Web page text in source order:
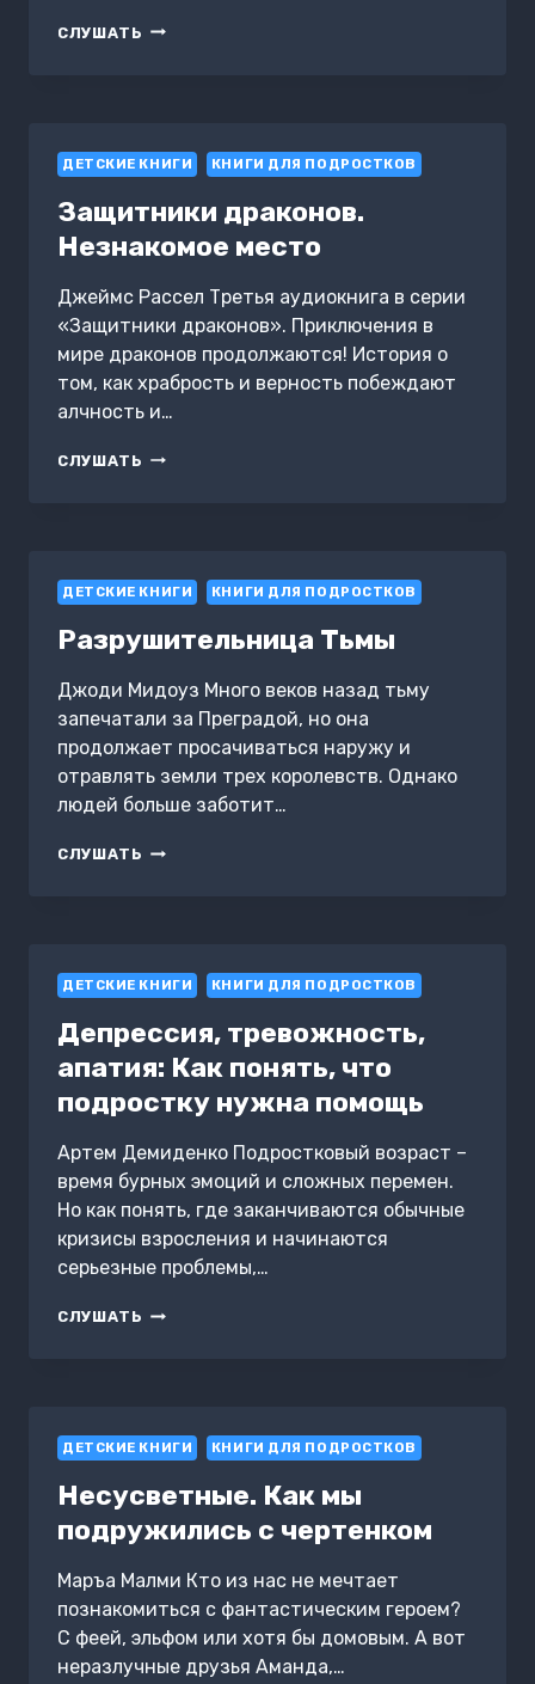
СЛУШАТЬ В
ДЕТСКИЕ КНИГИ КНИГИ ДЛЯ ПОДРОСТКОВ
Защитники драконов.
Незнакомое место
Джеймс Рассел Третья аудиокнига в серии
«Защитники драконов». Приключения в
мире драконов продолжаются! История о
том, как храбрость и верность побеждают
алчность и…
СЛУШАТЬ ЗАЩИТНИКИ
ДЕТСКИЕ КНИГИ КНИГИ ДЛЯ ПОДРОСТКОВ
Разрушительница Тьмы
Джоди Мидоуз Много веков назад тьму
запечатали за Преградой, но она
продолжает просачиваться наружу и
отравлять земли трех королевств. Однако
людей больше заботит…
СЛУШАТЬ РАЗРУШИТЕЛЬНИЦА
ДЕТСКИЕ КНИГИ КНИГИ ДЛЯ ПОДРОСТКОВ
Депрессия, тревожность,
апатия: Как понять, что
подростку нужна помощь
Артем Демиденко Подростковый возраст –
время бурных эмоций и сложных перемен.
Но как понять, где заканчиваются обычные
кризисы взросления и начинаются
серьезные проблемы,…
СЛУШАТЬ ДЕПРЕССИЯ,
ПОДРОСТКУ
ПОМОЩЬ
ДЕТСКИЕ КНИГИ КНИГИ ДЛЯ ПОДРОСТКОВ
Несусветные. Как мы
подружились с чертенком
Маръа Малми Кто из нас не мечтает
познакомиться с фантастическим героем?
С феей, эльфом или хотя бы домовым. А вот
неразлучные друзья Аманда,…